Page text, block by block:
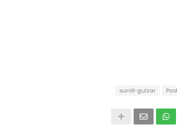
sunill-gulzar